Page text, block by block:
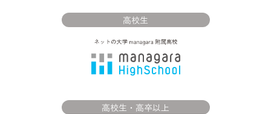
高校生
高校生・高卒以上